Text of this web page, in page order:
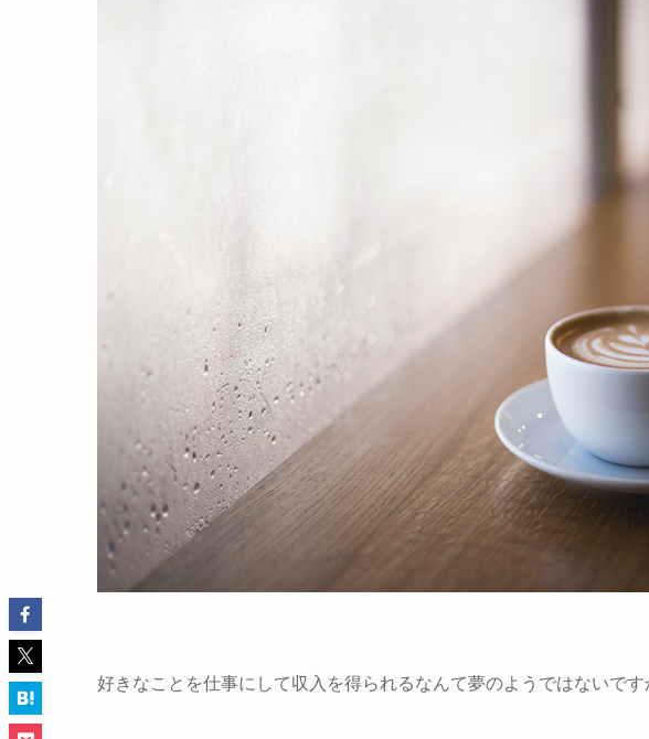
好きなことを仕事にして収入を得られるなんて夢のようではないです